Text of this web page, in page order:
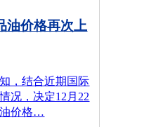
油价格再次上
，结合近期国际
况，决定12月22
油价格…